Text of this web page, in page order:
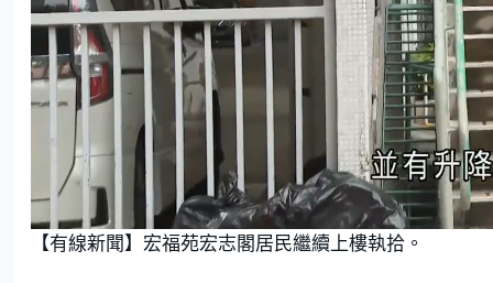
n
m
u
L
a
d
【有線新聞】宏福苑宏志閣居民繼續上樓執拾。